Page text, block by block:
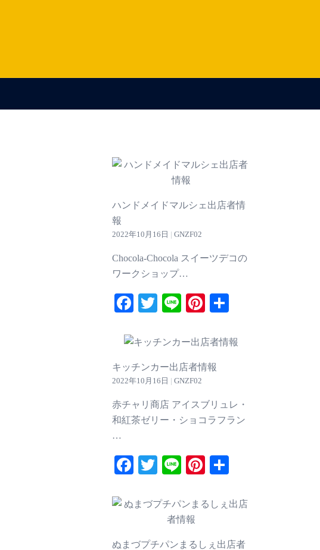
ハンドメイドマルシェ出店者情
報
2022年10月16日 GNZF02
Chocola-Chocola スイーツデコの
ワークショップ…
Facebook
TwitterLinePinterest
キッチンカー出店者情報
2022年10月16日 GNZF02
赤チャリ商店 アイスブリュレ・
和紅茶ゼリー・ショコラフラン
…
Facebook
TwitterLinePinterest
ぬまづプチパンまるしぇ出店者